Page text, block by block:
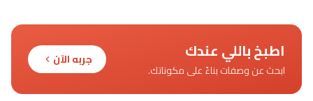
اطبخ باللي عندك
ابحث عن وصفات بناءً على مكوناتك.
جربه الآن